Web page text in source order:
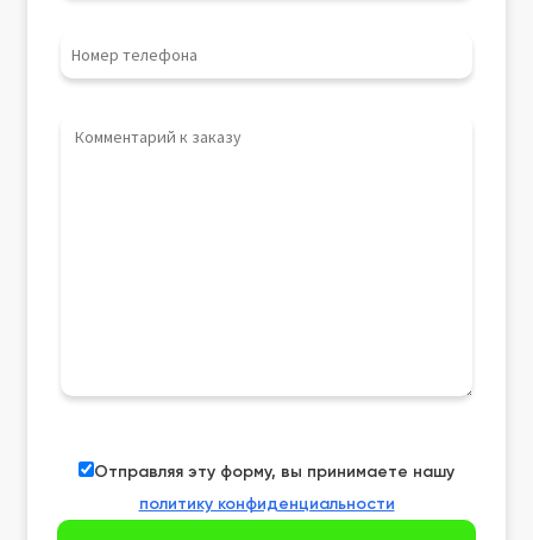
Отправляя эту форму, вы принимаете нашу
политику конфиденциальности